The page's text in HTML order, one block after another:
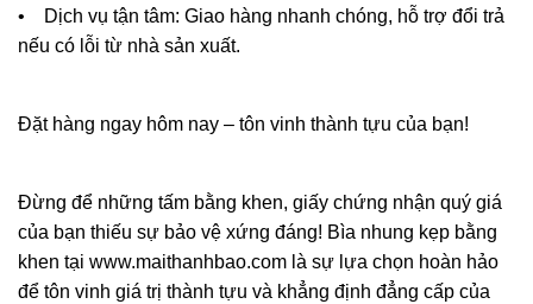
• Dịch vụ tận tâm: Giao hàng nhanh chóng, hỗ trợ đổi trả
nếu có lỗi từ nhà sản xuất.
Đặt hàng ngay hôm nay – tôn vinh thành tựu của bạn!
Đừng để những tấm bằng khen, giấy chứng nhận quý giá
của bạn thiếu sự bảo vệ xứng đáng! Bìa nhung kẹp bằng
khen tại www.maithanhbao.com là sự lựa chọn hoàn hảo
để tôn vinh giá trị thành tựu và khẳng định đẳng cấp của